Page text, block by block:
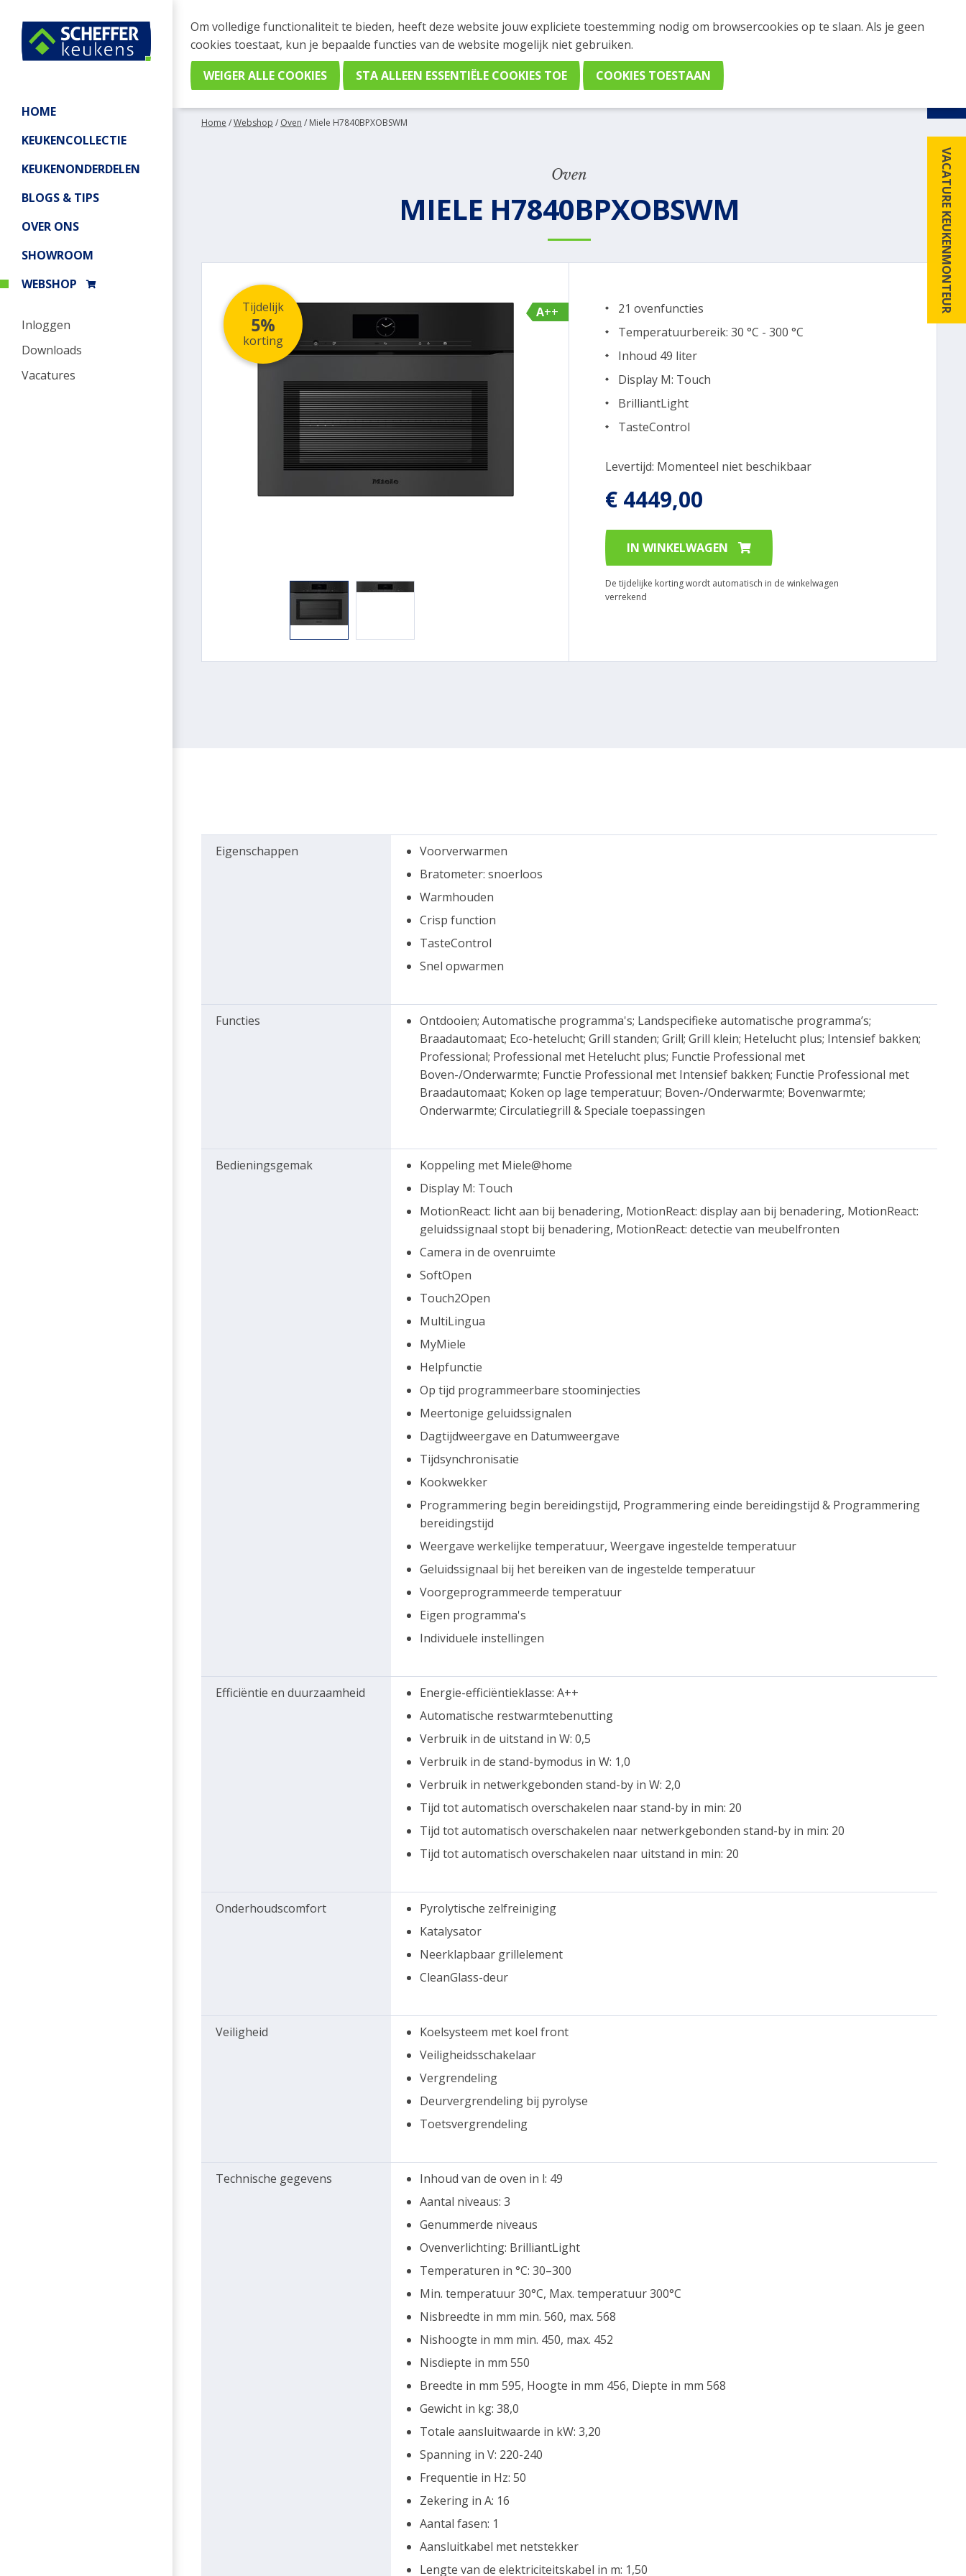
HOME
KEUKENCOLLECTIE
KEUKENONDERDELEN
BLOGS & TIPS
OVER ONS
SHOWROOM
WEBSHOP
Inloggen
Downloads
Vacatures
VACATURE KEUKENMONTEUR
WEBSHOP BESTELLINGEN
Je kan tijdelijk geen bestelling plaatsen. Wil je je vast oriënteren? Vergelijk eenvoudig apparaten en merken met elkaar. Klik hier voor
Home /Webshop / Oven / Miele H7840BPXOBSWM
Oven
MIELE H7840BPXOBSWM
Tijdelijk
5%
korting
A++
Levertijd: Momenteel niet beschikbaar
21 ovenfuncties
Temperatuurbereik: 30 °C - 300 °C
Inhoud 49 liter
Display M: Touch
BrilliantLight
TasteControl
€ 4449,00
IN WINKELWAGEN
De tijdelijke korting wordt automatisch in de winkelwagen
verrekend
Eigenschappen
Voorverwarmen
Bratometer: snoerloos
Warmhouden
Crisp function
TasteControl
Snel opwarmen
Functies
Ontdooien; Automatische programma's; Landspecifieke automatische programma’s;
Braadautomaat; Eco-hetelucht; Grill standen; Grill; Grill klein; Hetelucht plus; Intensief bakken;
Professional; Professional met Hetelucht plus; Functie Professional met
Boven-/Onderwarmte; Functie Professional met Intensief bakken; Functie Professional met
Braadautomaat; Koken op lage temperatuur; Boven-/Onderwarmte; Bovenwarmte;
Onderwarmte; Circulatiegrill & Speciale toepassingen
Bedieningsgemak
Koppeling met Miele@home
Display M: Touch
MotionReact: licht aan bij benadering, MotionReact: display aan bij benadering, MotionReact:
geluidssignaal stopt bij benadering, MotionReact: detectie van meubelfronten
Camera in de ovenruimte
SoftOpen
Touch2Open
MultiLingua
MyMiele
Helpfunctie
Op tijd programmeerbare stoominjecties
Meertonige geluidssignalen
Dagtijdweergave en Datumweergave
Tijdsynchronisatie
Kookwekker
Programmering begin bereidingstijd, Programmering einde bereidingstijd & Programmering
bereidingstijd
Weergave werkelijke temperatuur, Weergave ingestelde temperatuur
Geluidssignaal bij het bereiken van de ingestelde temperatuur
Voorgeprogrammeerde temperatuur
Eigen programma's
Individuele instellingen
Efficiëntie en duurzaamheid
Energie-efficiëntieklasse: A++
Automatische restwarmtebenutting
Verbruik in de uitstand in W: 0,5
Verbruik in de stand-bymodus in W: 1,0
Verbruik in netwerkgebonden stand-by in W: 2,0
Tijd tot automatisch overschakelen naar stand-by in min: 20
Tijd tot automatisch overschakelen naar netwerkgebonden stand-by in min: 20
Tijd tot automatisch overschakelen naar uitstand in min: 20
Onderhoudscomfort
Pyrolytische zelfreiniging
Katalysator
Neerklapbaar grillelement
CleanGlass-deur
Veiligheid
Koelsysteem met koel front
Veiligheidsschakelaar
Vergrendeling
Deurvergrendeling bij pyrolyse
Toetsvergrendeling
Technische gegevens
Inhoud van de oven in l: 49
Aantal niveaus: 3
Genummerde niveaus
Ovenverlichting: BrilliantLight
Temperaturen in °C: 30–300
Min. temperatuur 30°C, Max. temperatuur 300°C
Nisbreedte in mm min. 560, max. 568
Nishoogte in mm min. 450, max. 452
Nisdiepte in mm 550
Breedte in mm 595, Hoogte in mm 456, Diepte in mm 568
Gewicht in kg: 38,0
Totale aansluitwaarde in kW: 3,20
Spanning in V: 220-240
Frequentie in Hz: 50
Zekering in A: 16
Aantal fasen: 1
Aansluitkabel met netstekker
Lengte van de elektriciteitskabel in m: 1,50
Om volledige functionaliteit te bieden, heeft deze website jouw expliciete toestemming nodig om browsercookies op te slaan. Als je geen
cookies toestaat, kun je bepaalde functies van de website mogelijk niet gebruiken.